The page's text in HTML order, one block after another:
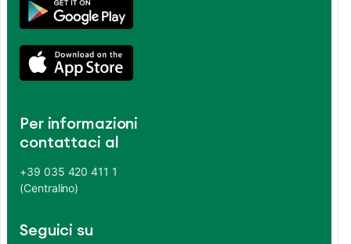
Per informazioni
contattaci al
+39 035 420 411 1
(Centralino)
Seguici su